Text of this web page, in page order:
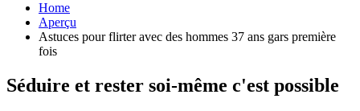
Home
Aperçu
Astuces pour flirter avec des hommes 37 ans gars première
fois
Séduire et rester soi-même c'est possible